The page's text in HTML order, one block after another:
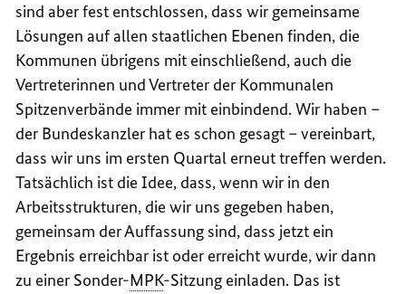
sind aber fest entschlossen, dass wir gemeinsame
Lösungen auf allen staatlichen Ebenen finden, die
Kommunen übrigens mit einschließend, auch die
Vertreterinnen und Vertreter der Kommunalen
Spitzenverbände immer mit einbindend. Wir haben –
der Bundeskanzler hat es schon gesagt – vereinbart,
dass wir uns im ersten Quartal erneut treffen werden.
Tatsächlich ist die Idee, dass, wenn wir in den
Arbeitsstrukturen, die wir uns gegeben haben,
gemeinsam der Auffassung sind, dass jetzt ein
Ergebnis erreichbar ist oder erreicht wurde, wir dann
zu einer Sonder-MPK-Sitzung einladen. Das ist